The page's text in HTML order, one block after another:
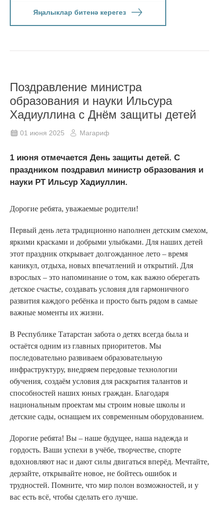
Яңалыклар битенә керегез
Поздравление министра
образования и науки Ильсура
Хадиуллина с Днём защиты детей
01 июня 2025 Магариф
1 июня отмечается День защиты детей. С
праздником поздравил министр образования и
науки РТ Ильсур Хадиуллин.
Дорогие ребята, уважаемые родители!
Первый день лета традиционно наполнен детским смехом,
яркими красками и добрыми улыбками. Для наших детей
этот праздник открывает долгожданное лето – время
каникул, отдыха, новых впечатлений и открытий. Для
взрослых – это напоминание о том, как важно оберегать
детское счастье, создавать условия для гармоничного
развития каждого ребёнка и просто быть рядом в самые
важные моменты их жизни.
В Республике Татарстан забота о детях всегда была и
остаётся одним из главных приоритетов. Мы
последовательно развиваем образовательную
инфраструктуру, внедряем передовые технологии
обучения, создаём условия для раскрытия талантов и
способностей наших юных граждан. Благодаря
национальным проектам мы строим новые школы и
детские сады, оснащаем их современным оборудованием.
Дорогие ребята! Вы – наше будущее, наша надежда и
гордость. Ваши успехи в учёбе, творчестве, спорте
вдохновляют нас и дают силы двигаться вперёд. Мечтайте,
дерзайте, открывайте новое, не бойтесь ошибок и
трудностей. Помните, что мир полон возможностей, и у
вас есть всё, чтобы сделать его лучше.